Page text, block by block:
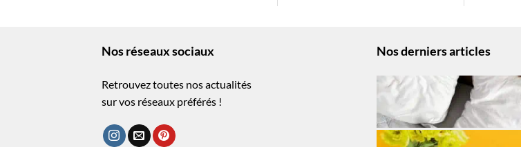
Nos réseaux sociaux
Retrouvez toutes nos actualités
sur vos réseaux préférés !
Nos derniers articles